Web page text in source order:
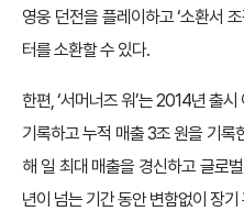
영웅 던전을 플레이하고 ‘소환서
터를 소환할 수 있다.
한편, ‘서머너즈 워’는 2014년 출
기록하고 누적 매출 3조 원을 기록
해 일 최대 매출을 경신하고 글로
년이 넘는 기간 동안 변함없이 장